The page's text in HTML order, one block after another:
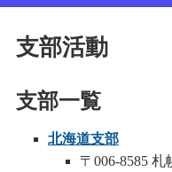
menu
支部活動
支部一覧
北海道支部
〒006-8585